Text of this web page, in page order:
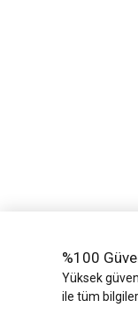
%100
Yüksek
ile tüm